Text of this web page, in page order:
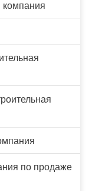
по продаже